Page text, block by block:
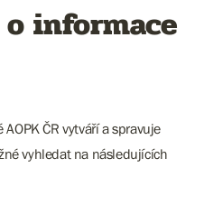
informace
ČR vytváří a spravuje
vyhledat na následujících